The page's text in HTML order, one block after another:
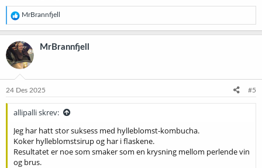
den ikke får fermentert.
Her er det ferdige resultatet på mitt kombucha brygg nr. 2: Jeg har
silt Kombuchaen for å filtrere bort litt frukt og gugge.
Vis vedlegget 75730
Kombuchaen var tappet i halvliters patent-kork flasker. Fermentert
i romtemperatur i 3 dager, satt i kjøleskap i 3 dager og er nå
Jeg kunne sikkert hatt denne 4 dager i romtemperatur for å få enda
litt mer kullsyre, dette er noe man blir flinkere på å regulere med
erfaring tenker jeg.
Vis vedlegget 75731
R
e
a
k
s
j
o
e
MrBrannfjell
MrBrannfjell
24 Des 2025 #5
allipalli skrev:
Jeg har hatt stor suksess med hylleblomst-kombucha.
Koker hylleblomstsirup og har i flaskene.
Resultatet er noe som smaker som en krysning mellom perlende vin
og brus.